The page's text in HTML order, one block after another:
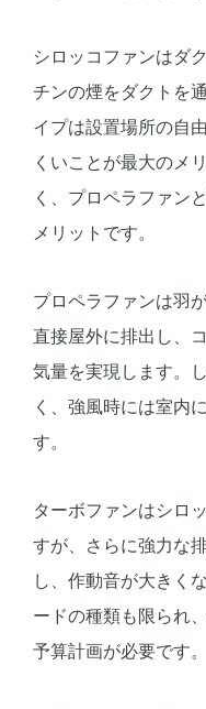
シロッコファンはダ
チンの煙をダクトを
イプは設置場所の自
くいことが最大のメ
く、プロペラファン
メリットです。
プロペラファンは羽
直接屋外に排出し、
気量を実現します。
く、強風時には室内
す。
ターボファンはシロ
すが、さらに強力な
し、作動音が大きく
ードの種類も限られ
予算計画が必要です。